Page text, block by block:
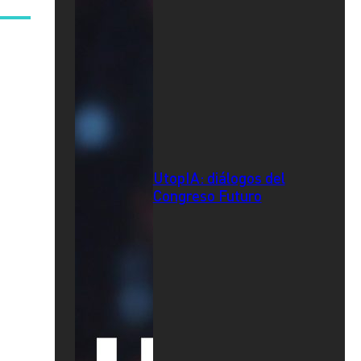
UtopIA: diálogos del
Congreso Futuro